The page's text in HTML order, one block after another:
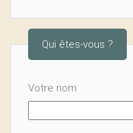
Qui êtes-vous ?
Votre nom